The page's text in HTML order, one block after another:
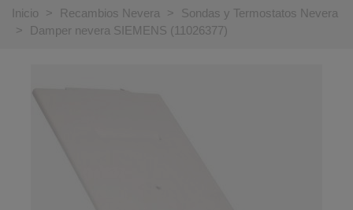
Inicio > Recambios Nevera >
Sondas y Termostatos Nevera
>
Damper nevera SIEMENS (11026377)